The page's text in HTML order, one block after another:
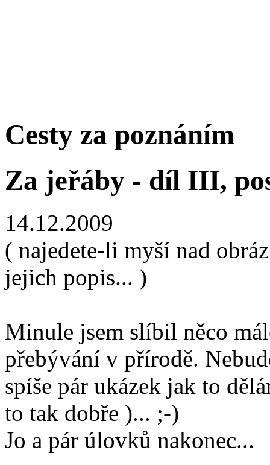
Cesty za poznáním
Za jeřáby - díl III,
14.12.2009
( najedete-li myší nad
jejich popis... )
Minule jsem slíbil něco
přebývání v přírodě.
spíše pár ukázek jak to
to tak dobře )... ;-)
Jo a pár úlovků nakonec...